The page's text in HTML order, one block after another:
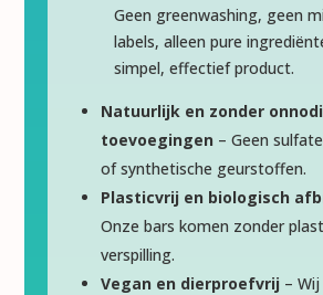
Geen greenwashing, geen
labels, alleen pure
simpel, effectief product.
Natuurlijk en zonder
toevoegingen – Geen
of synthetische geurstoffen.
Plasticvrij en biologisch
Onze bars komen zonder
verspilling.
Vegan en dierproefvrij– Wij